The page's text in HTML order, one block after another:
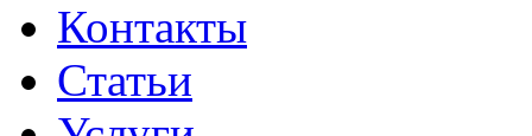
Контакты
Статьи